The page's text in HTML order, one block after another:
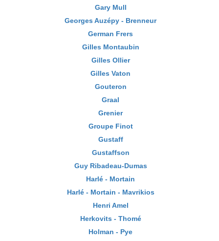
Gary Mull
Georges Auzépy - Brenneur
German Frers
Gilles Montaubin
Gilles Ollier
Gilles Vaton
Gouteron
Graal
Grenier
Groupe Finot
Gustaff
Gustaffson
Guy Ribadeau-Dumas
Harlé - Mortain
Harlé - Mortain - Mavrikios
Henri Amel
Herkovits - Thomé
Holman - Pye